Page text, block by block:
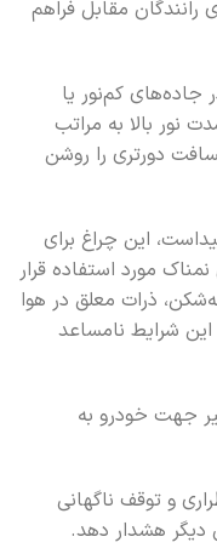
رانندگان مقابل فراهم
جاده‌های کم‌نور یا
نور بالا به مراتب
دورتری را روشن
این چراغ برای
مورد استفاده قرار
ذرات معلق در هوا
این شرایط نامساعد
جهت خودرو به
و توقف ناگهانی
دیگر هشدار دهد.